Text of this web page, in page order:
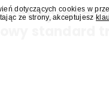
Act
dotyczących cookies w
ze strony, akceptujesz